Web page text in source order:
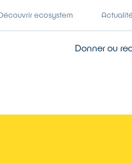
ecosystem
Donner ou